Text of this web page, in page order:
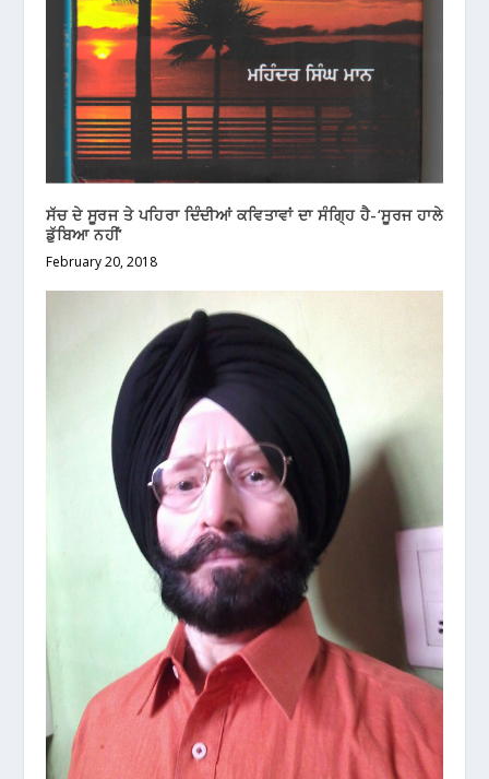
ਸੱਚ ਦੇ ਸੂਰਜ ਤੇ ਪਹਿਰਾ ਦਿੰਦੀਆਂ ਕਵਿਤਾਵਾਂ ਦਾ ਸੰਗ੍ਹਿ ਹੈ-‘ਸੂਰਜ ਹਾਲੇ
ਡੁੱਬਿਆ ਨਹੀਂ’
February 20, 2018